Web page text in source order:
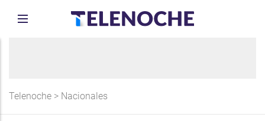
Telenoche > Nacionales